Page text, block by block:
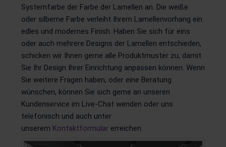
Systemfarbe der Farbe der Lamellen an. Die weiße
oder silberne Farbe verleiht Ihrem Lamellenvorhang ein
edles und modernes Finish. Haben Sie sich für eins
oder auch mehrere Designs der Lamellen entschieden,
schicken wir Ihnen gerne alle Produktmuster zu, damit
Sie Ihr Design Ihrer Einrichtung anpassen können. Wenn
Sie weitere Fragen haben, oder eine Beratung
wünschen, können Sie sich gerne an unseren
Kundenservice im Live-Chat wenden oder uns
telefonisch und auch unter
unserem Kontaktformular erreichen.